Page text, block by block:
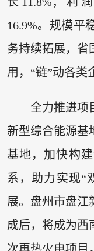
16.9%。规模平
务持续拓展，省
用，“链”动各类
全力推进项
新型综合能源基
基地，加快构
系，助力实现“
展。盘州市盘江
成后，将成为西